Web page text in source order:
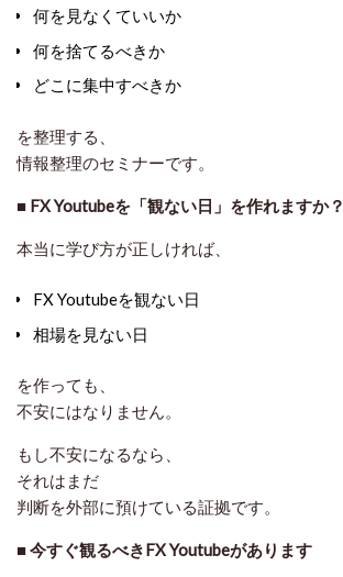
何を見なくていいか
何を捨てるべきか
どこに集中すべきか
を整理する、
情報整理のセミナーです。
■ FX Youtubeを「観ない日」を作れますか？
本当に学び方が正しければ、
FX Youtubeを観ない日
相場を見ない日
を作っても、
不安にはなりません。
もし不安になるなら、
それはまだ
判断を外部に預けている証拠です。
■今すぐ観るべきFX Youtubeがあります